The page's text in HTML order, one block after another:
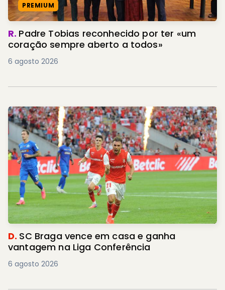
PREMIUM
R. Padre Tobias reconhecido por ter «um
coração sempre aberto a todos»
6 agosto 2026
D. SC Braga vence em casa e ganha
vantagem na Liga Conferência
6 agosto 2026